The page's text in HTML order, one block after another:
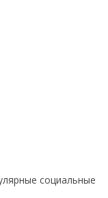
социальные